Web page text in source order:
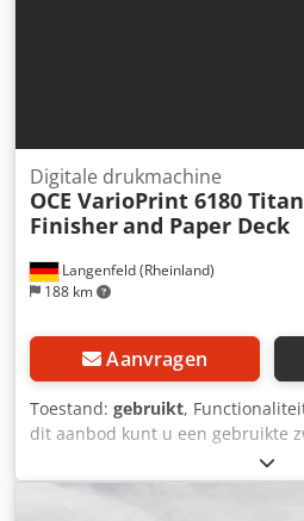
Langenfeld (Rheinland)
188 km
Digitale drukmachine
OCE VarioPrint 6180
Finisherand Paper Deck
Aanvragen
Toestand: gebruikt,
dit aanbod kunt u een gebruikte
productiesysteem "OCE
Het betreft: 1x OCE VarioPrint
configuratie: inclusief 2x